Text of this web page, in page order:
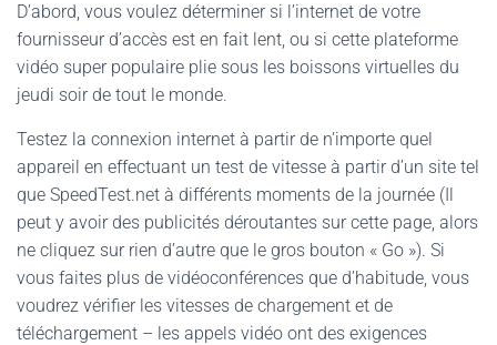
D’abord, vous voulez déterminer si l’internet de votre
fournisseur d’accès est en fait lent, ou si cette plateforme
vidéo super populaire plie sous les boissons virtuelles du
jeudi soir de tout le monde.
Testez la connexion internet à partir de n’importe quel
appareil en effectuant un test de vitesse à partir d’un site tel
que SpeedTest.net à différents moments de la journée (Il
peut y avoir des publicités déroutantes sur cette page, alors
ne cliquez sur rien d’autre que le gros bouton « Go »). Si
vous faites plus de vidéoconférences que d’habitude, vous
voudrez vérifier les vitesses de chargement et de
téléchargement – les appels vidéo ont des exigences